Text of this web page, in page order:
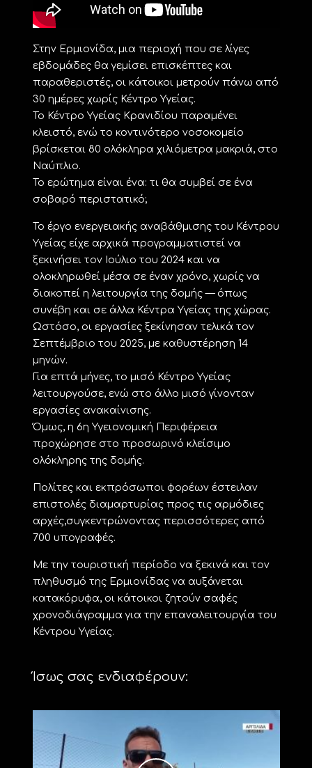
Στην Ερμιονίδα, μια περιοχή που σε λίγες
εβδομάδες θα γεμίσει επισκέπτες και
παραθεριστές, οι κάτοικοι μετρούν πάνω από
30 ημέρες χωρίς Κέντρο Υγείας.
Το Κέντρο Υγείας Κρανιδίου παραμένει
κλειστό, ενώ το κοντινότερο νοσοκομείο
βρίσκεται 80 ολόκληρα χιλιόμετρα μακριά, στο
Ναύπλιο.
Το ερώτημα είναι ένα: τι θα συμβεί σε ένα
σοβαρό περιστατικό;
Το έργο ενεργειακής αναβάθμισης του Κέντρου
Υγείας είχε αρχικά προγραμματιστεί να
ξεκινήσει τον Ιούλιο του 2024 και να
ολοκληρωθεί μέσα σε έναν χρόνο, χωρίς να
διακοπεί η λειτουργία της δομής — όπως
συνέβη και σε άλλα Κέντρα Υγείας της χώρας.
Ωστόσο, οι εργασίες ξεκίνησαν τελικά τον
Σεπτέμβριο του 2025, με καθυστέρηση 14
μηνών.
Για επτά μήνες, το μισό Κέντρο Υγείας
λειτουργούσε, ενώ στο άλλο μισό γίνονταν
εργασίες ανακαίνισης.
Όμως, η 6η Υγειονομική Περιφέρεια
προχώρησε στο προσωρινό κλείσιμο
ολόκληρης της δομής.
Πολίτες και εκπρόσωποι φορέων έστειλαν
επιστολές διαμαρτυρίας προς τις αρμόδιες
αρχές,συγκεντρώνοντας περισσότερες από
700 υπογραφές.
Με την τουριστική περίοδο να ξεκινά και τον
πληθυσμό της Ερμιονίδας να αυξάνεται
κατακόρυφα, οι κάτοικοι ζητούν σαφές
χρονοδιάγραμμα για την επαναλειτουργία του
Κέντρου Υγείας.
Ίσως σας ενδιαφέρουν: